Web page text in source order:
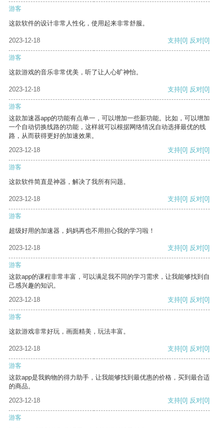
游客
这款软件的设计非常人性化，使用起来非常舒服。
2023-12-18 支持[0] 反对[0]
游客
这款游戏的音乐非常优美，听了让人心旷神怡。
2023-12-18 支持[0] 反对[0]
游客
这款加速器app的功能有点单一，可以增加一些新功能。比如，可以增加
一个自动切换线路的功能，这样就可以根据网络情况自动选择最优的线
路，从而获得更好的加速效果。
2023-12-18
支持[0] 反对[0]
游客
这款软件简直是神器，解决了我所有问题。
2023-12-18 支持[0] 反对[0]
游客
超级好用的加速器，妈妈再也不用担心我的学习啦！
2023-12-18 支持[0] 反对[0]
游客
这款app的课程非常丰富，可以满足我不同的学习需求，让我能够找到自
己感兴趣的知识。
2023-12-18
支持[0] 反对[0]
游客
这款游戏非常好玩，画面精美，玩法丰富。
2023-12-18 支持[0] 反对[0]
游客
这款app是我购物的得力助手，让我能够找到最优惠的价格，买到最合适
的商品。
2023-12-18
支持[0] 反对[0]
游客